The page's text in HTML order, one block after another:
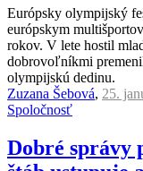
Európsky olympijský
európskym
rokov. V lete hostil
dobrovoľníkmi
olympijskú dedinu.
Zuzana Šebová, 25.
Spoločnosť
Dobré správy